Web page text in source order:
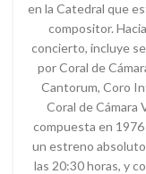
en la Catedral que
compositor.
concierto, incluye
por Coral de
Cantorum, Coro
Coral de Cámara
compuesta en
un estreno
las 20:30 horas, y